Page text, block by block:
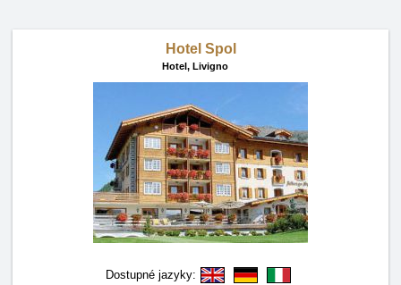
Hotel Spol
Hotel, Livigno
Dostupné jazyky: